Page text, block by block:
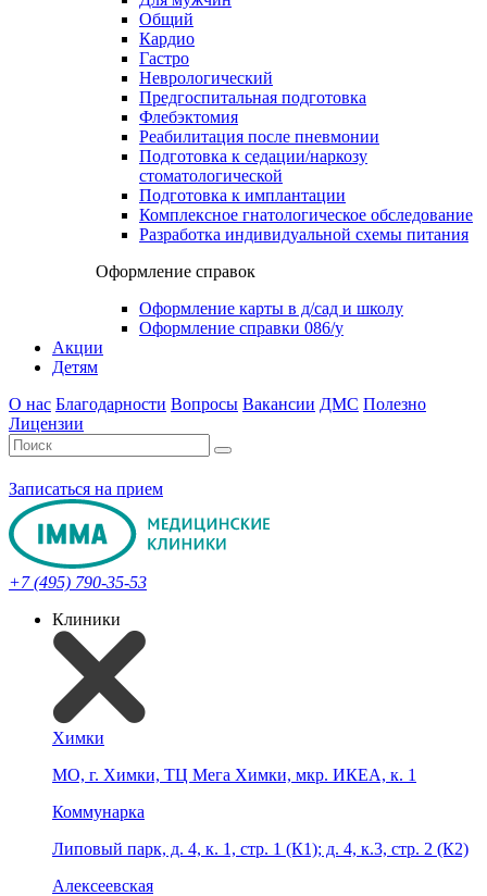
Общий
Кардио
Гастро
Неврологический
Предгоспитальная подготовка
Флебэктомия
Реабилитация после пневмонии
Подготовка к седации/наркозу
стоматологической
Подготовка к имплантации
Комплексное гнатологическое обследование
Разработка индивидуальной схемы питания
Оформление справок
Оформление карты в д/сад и школу
Оформление справки 086/у
Акции
Детям
О нас Благодарности Вопросы Вакансии ДМС Полезно
Лицензии
Записаться на прием
+7 (495) 790-35-53
Клиники
Химки
МО, г. Химки, ТЦ Мега Химки, мкр. ИКЕА, к. 1
Коммунарка
Липовый парк, д. 4, к. 1, стр. 1 (К1); д. 4, к.3, стр. 2 (К2)
Алексеевская